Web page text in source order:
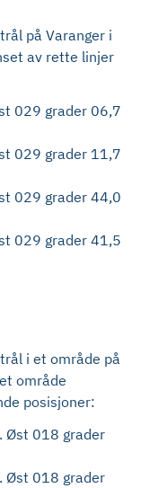
på Varanger i
av rette linjer
029 grader 06,7
029 grader 11,7
029 grader 44,0
029 grader 41,5
i et område på
område
posisjoner:
Øst 018 grader
Øst 018 grader